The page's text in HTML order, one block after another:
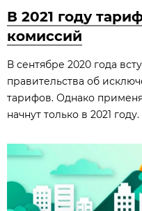
В 2021 году
комиссий
В сентябре 2020 года
правительства об
тарифов. Однако
начнут только в 2021 году.